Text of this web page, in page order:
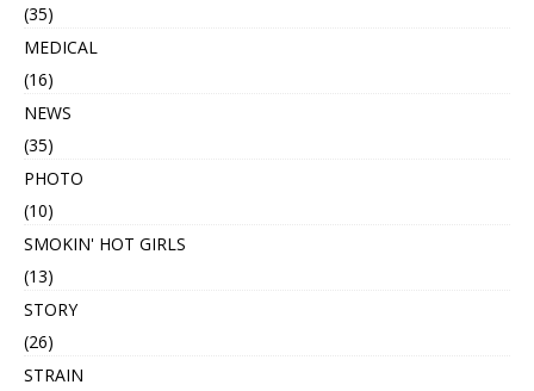
(35)
MEDICAL
(16)
NEWS
(35)
PHOTO
(10)
SMOKIN' HOT GIRLS
(13)
STORY
(26)
STRAIN